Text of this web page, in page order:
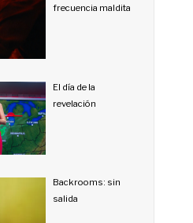
frecuencia maldita
El día de la
revelación
Backrooms: sin
salida